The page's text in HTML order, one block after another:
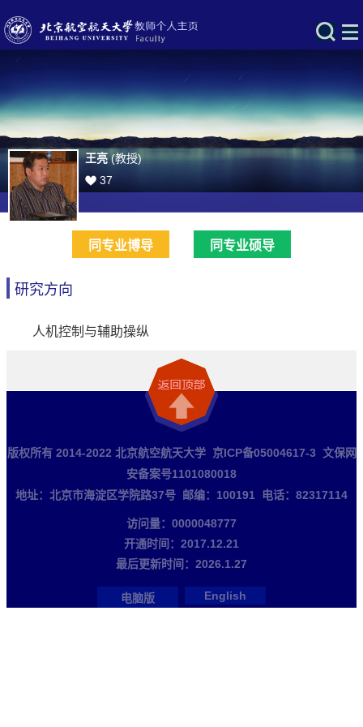
王亮(教授)
37
同专业博导 同专业硕导
研究方向
人机控制与辅助操纵
版权所有 2014-2022 北京航空航天大学 京ICP备05004617-3 文保网
安备案号1101080018
地址：北京市海淀区学院路37号 邮编：100191 电话：82317114
访问量： 0000048777
开通时间： 2017.12.21
最后更新时间： 2026.1.27
电脑版 English